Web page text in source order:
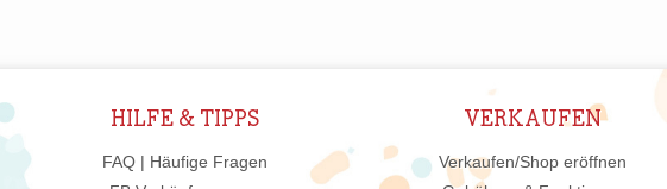
HILFE & TIPPS
FAQ | Häufige Fragen
VERKAUFEN
Verkaufen/Shop eröffnen